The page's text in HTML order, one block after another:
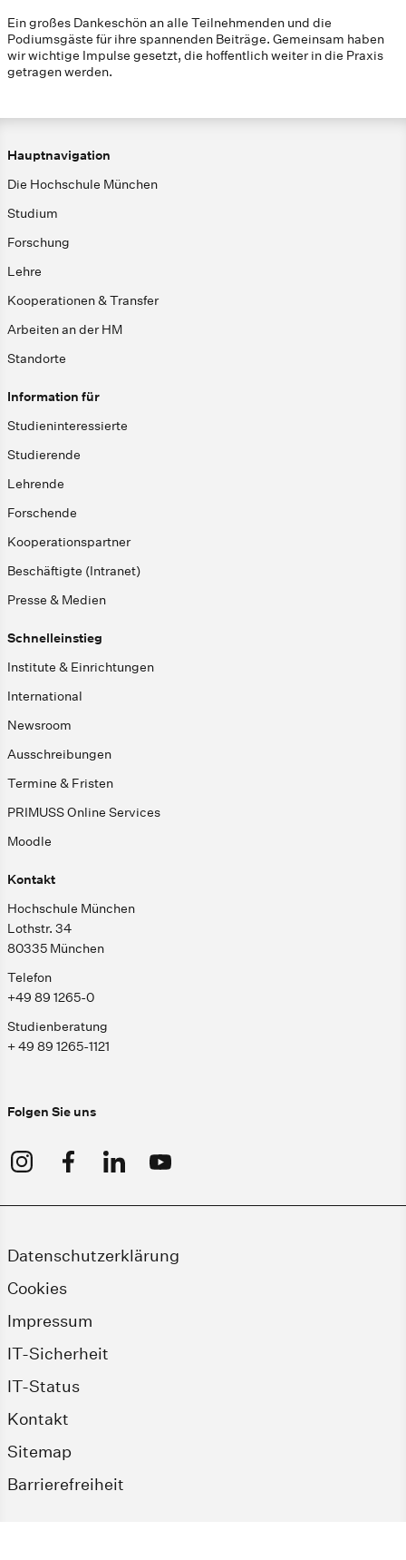
Ein großes Dankeschön an alle Teilnehmenden und die
Podiumsgäste für ihre spannenden Beiträge. Gemeinsam haben
wir wichtige Impulse gesetzt, die hoffentlich weiter in die Praxis
getragen werden.
Hauptnavigation
Die Hochschule München
Studium
Forschung
Lehre
Kooperationen & Transfer
Arbeiten an der HM
Standorte
Information für
Studieninteressierte
Studierende
Lehrende
Forschende
Kooperationspartner
Beschäftigte (Intranet)
Presse & Medien
Schnelleinstieg
Institute & Einrichtungen
International
Newsroom
Ausschreibungen
Termine & Fristen
PRIMUSS Online Services
Moodle
Kontakt
Hochschule München
Lothstr. 34
80335 München
Telefon
+49 89 1265-0
Studienberatung
+ 49 89 1265-1121
Folgen Sie uns
Datenschutzerklärung
Cookies
Impressum
IT-Sicherheit
IT-Status
Kontakt
Sitemap
Barrierefreiheit